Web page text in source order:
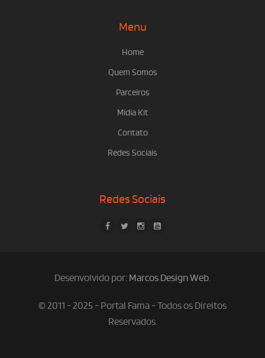
Menu
Home
Quem Somos
Parceiros
Mídia Kit
Contato
Redes Sociais
Redes Sociais
Desenvolvido por: Marcos Design Web.
© 2011 - 2025 - Portal Fama - Todos os Direitos
Reservados.